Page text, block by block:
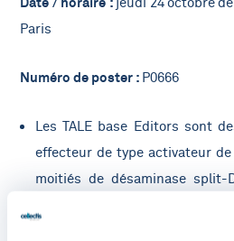
Paris
Numéro de poster : P0666
Les TALE base Editors sont
effecteur de type activateur
moitiés de désaminase
d'uracile glycosylase (UGI).
modifie l'ADN double brin en